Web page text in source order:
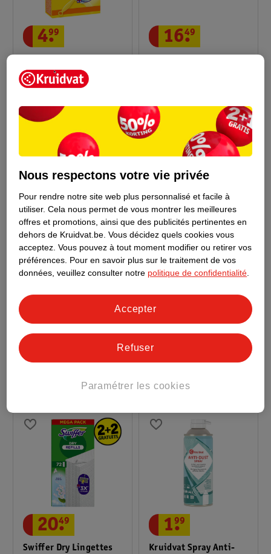
Démarrage Plumeaux
1 support + 3 recharges
4.
99
14204
16.
49
Démarrage Duster XXL
1 support + 2 recharges
10 .
29
20 pièces
1.
29
Swiffer Dry Lingettes
20.
49
Kruidvat Spray Anti-
1.
99
Nous respectons votre vie privée
Pour rendre notre site web plus personnalisé et facile à
utiliser. Cela nous permet de vous montrer les meilleures
offres et promotions, ainsi que des publicités pertinentes en
dehors de Kruidvat.be. Vous décidez quels cookies vous
acceptez. Vous pouvez à tout moment modifier ou retirer vos
préférences. Pour en savoir plus sur le traitement de vos
données, veuillez consulter notre politique de confidentialité.
Paramétrer les cookies
Refuser
Accepter